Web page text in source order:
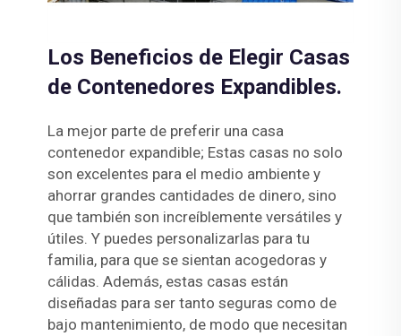
Los Beneficios de Elegir Casas
de Contenedores Expandibles.
La mejor parte de preferir una casa
contenedor expandible; Estas casas no solo
son excelentes para el medio ambiente y
ahorrar grandes cantidades de dinero, sino
que también son increíblemente versátiles y
útiles. Y puedes personalizarlas para tu
familia, para que se sientan acogedoras y
cálidas. Además, estas casas están
diseñadas para ser tanto seguras como de
bajo mantenimiento, de modo que necesitan